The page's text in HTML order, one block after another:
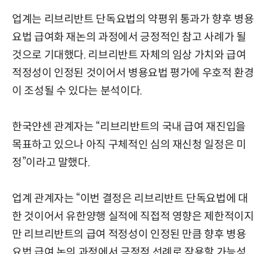
업계는 리브리반트 단독요법의 약평위 통과가 향후 병용
요법 급여화 재논의 과정에서 긍정적인 참고 사례가 될
것으로 기대했다. 리브리반트 자체의 임상 가치와 급여
적정성이 인정된 것이어서 병용요법 평가에 우호적 환경
이 조성될 수 있다는 분석이다.
한국얀센 관계자는 “리브리반트의 국내 급여 재진입을
목표하고 있으나 아직 구체적인 심의 재신청 일정은 미
정”이라고 말했다.
업계 관계자는 “이번 결정은 리브리반트 단독요법에 대
한 것이어서 유한양행 실적에 직접적 영향은 제한적이지
만 리브리반트의 급여 적정성이 인정된 만큼 향후 병용